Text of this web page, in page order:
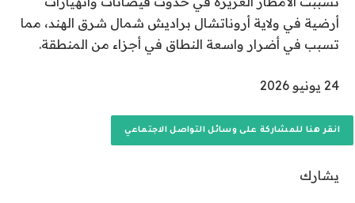
أرضية في ولاية أروناتشال براديش شمال شرق الهند، مما
تسبب في أضرار واسعة النطاق في أجزاء من المنطقة.
ت
ا
ل
24 يونيو 2026
انقر هنا للمشاركة على وسائل التواصل الاجتماعي
يشارك